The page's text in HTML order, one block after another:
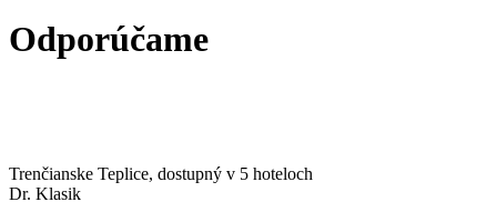
Odporúčame
Trenčianske Teplice, dostupný v 5 hoteloch
Dr. Klasik